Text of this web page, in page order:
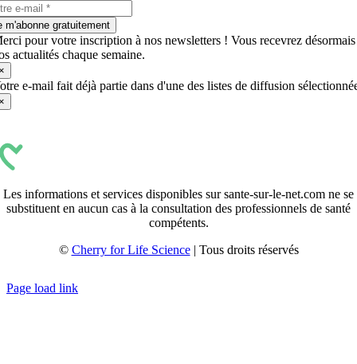
m'abonne gratuitement
pour votre inscription à nos newsletters ! Vous recevrez désormais
actualités chaque semaine.
e-mail fait déjà partie dans d'une des listes de diffusion
Les informations et services disponibles sur sante-sur-le-net.com ne se
substituent en aucun cas à la consultation des professionnels de santé
compétents.
© Cherry for Life Science| Tous droits réservés
Page load link